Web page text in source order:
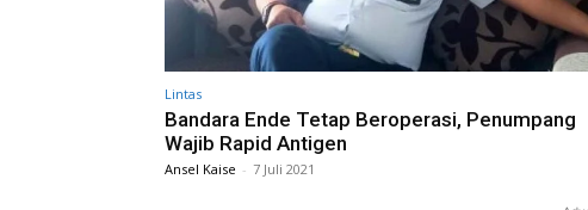
Lintas
Bandara Ende Tetap Beroperasi, Penumpang
Wajib Rapid Antigen
Ansel Kaise - 7 Juli 2021